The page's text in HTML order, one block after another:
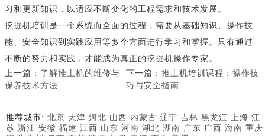
习和更新知识，以适应不断变化的工程需求和技术发展。
挖掘机培训是一个系统而全面的过程，需要从基础知识、操作技
能、安全知识到实践应用等多个方面进行学习和掌握。只有通过
不断的努力和实践，才能成为真正的挖掘机操作专家。
上一篇： 了解推土机的维修与
保养技术方法
下一篇： 推土机培训课程：操作技
巧与安全指南
推荐城市: 北京 天津 河北 山西 内蒙古 辽宁 吉林 黑龙江 上海 江
苏 浙江 安徽 福建 江西 山东 河南 湖北 湖南 广东 广西 海南 重庆